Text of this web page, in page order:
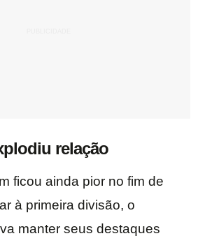
relação
ficou ainda pior no fim de
à primeira divisão, o
manter seus destaques